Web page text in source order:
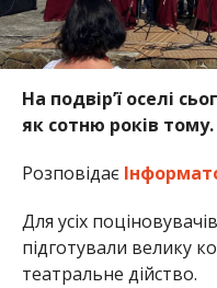
На подвір’ї оселі
як сотню років тому.
Розповідає
Для усіх
підготували велику
театральне дійство.